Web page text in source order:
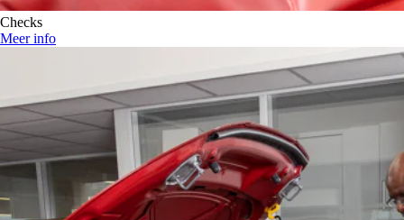
Checks
Meer info